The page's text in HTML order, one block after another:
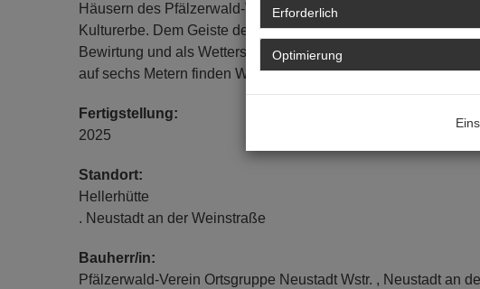
Häusern des Pfälzerwald-Vereins, unter dem Eintrag
Kulturerbe. Dem Geiste des Weltkulturerbes entsprechend
Bewirtung und als Wetterschutz für Wanderer. Nach Süden
auf sechs Metern finden Wanderer Schutz, Gemeinschaft und
Fertigstellung:
2025
Standort:
Hellerhütte
. Neustadt an der Weinstraße
Bauherr/in:
Pfälzerwald-Verein Ortsgruppe Neustadt Wstr. , Neustadt an
Erforderlich
Optimierung